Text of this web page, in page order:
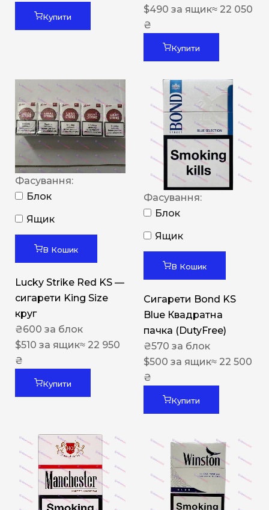
Купити
$490 за ящик≈ 22 050
₴
Купити
Фасування:
Блок
Ящик
В Кошик
Lucky Strike Red KS —
сигарети King Size
круг
₴600 за блок
$510 за ящик≈ 22 950
₴
Купити
Фасування:
Блок
Ящик
В Кошик
Сигарети Bond KS
Blue Квадратна
пачка (DutyFree)
₴570 за блок
$500 за ящик≈ 22 500
₴
Купити